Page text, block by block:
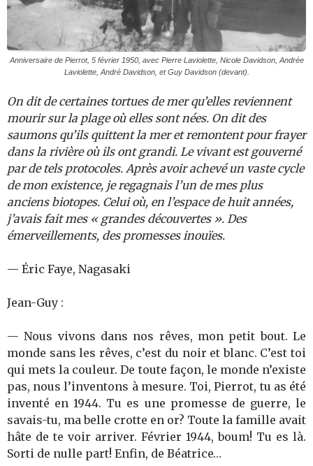
Anniversaire de Pierrot, 5 février 1950, avec Pierre Laviolette, Nicole Davidson, Andrée
Laviolette, André Davidson, et Guy Davidson (devant).
On dit de certaines tortues de mer qu’elles reviennent
mourir sur la plage où elles sont nées. On dit des
saumons qu’ils quittent la mer et remontent pour frayer
dans la rivière où ils ont grandi. Le vivant est gouverné
par de tels protocoles. Après avoir achevé un vaste cycle
de mon existence, je regagnais l’un de mes plus
anciens biotopes. Celui où, en l’espace de huit années,
j’avais fait mes « grandes découvertes ». Des
émerveillements, des promesses inouïes.
— Éric Faye, Nagasaki
Jean-Guy :
— Nous vivons dans nos rêves, mon petit bout. Le
monde sans les rêves, c’est du noir et blanc. C’est toi
qui mets la couleur. De toute façon, le monde n’existe
pas, nous l’inventons à mesure. Toi, Pierrot, tu as été
inventé en 1944. Tu es une promesse de guerre, le
savais-tu, ma belle crotte en or? Toute la famille avait
hâte de te voir arriver. Février 1944, boum! Tu es là.
Sorti de nulle part! Enfin, de Béatrice…